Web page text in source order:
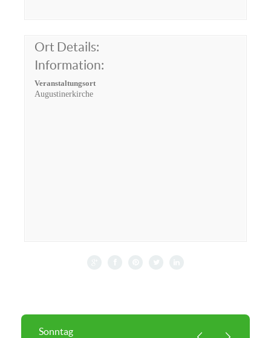
Ort Details:
Information:
Veranstaltungsort
Augustinerkirche
Sonntag